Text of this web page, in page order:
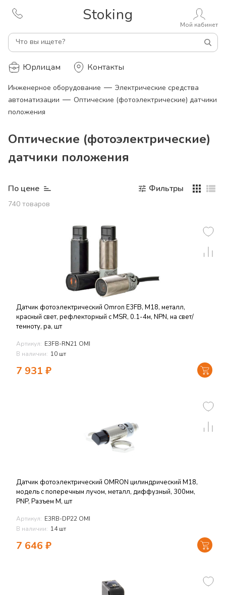
Stoking
Что вы ищете?
Мой кабинет
Юрлицам Контакты
Инженерное оборудование — Электрические средства
автоматизации — Оптические (фотоэлектрические) датчики
положения
Оптические (фотоэлектрические)
датчики положения
По цене
740 товаров
Фильтры
Датчик фотоэлектрический Omron E3FB, M18, металл,
красный свет, рефлекторный с MSR, 0.1-4м, NPN, на свет/
темноту, ра, шт
Артикул: E3FB-RN21 OMI
В наличии: 10 шт
7 931 ₽
Датчик фотоэлектрический OMRON цилиндрический M18,
модель с поперечным лучом, металл, диффузный, 300мм,
PNP, Разъем M, шт
Артикул: E3RB-DP22 OMI
В наличии: 14 шт
7 646 ₽